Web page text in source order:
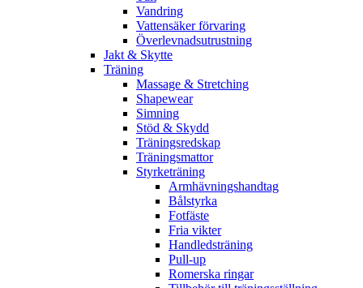
Vandring
Vattensäker förvaring
Överlevnadsutrustning
Jakt & Skytte
Träning
Massage & Stretching
Shapewear
Simning
Stöd & Skydd
Träningsredskap
Träningsmattor
Styrketräning
Armhävningshandtag
Bålstyrka
Fotfäste
Fria vikter
Handledsträning
Pull-up
Romerska ringar